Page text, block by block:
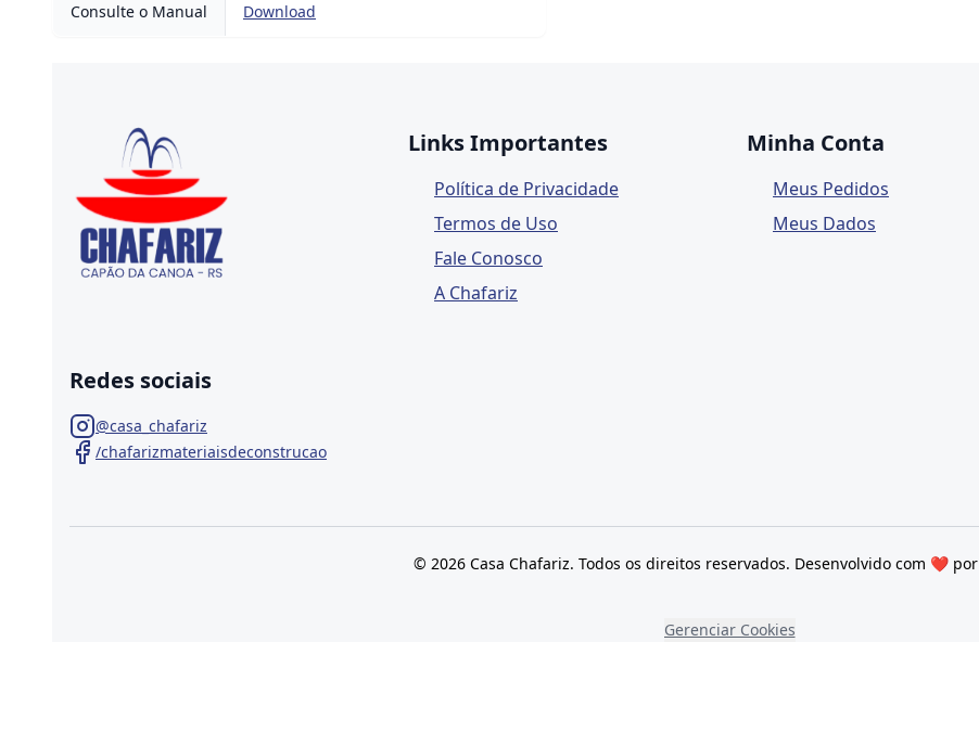
Consulte o Manual Download
Links Importantes
Política de Privacidade
Termos de Uso
Fale Conosco
A Chafariz
Minha Conta
Meus Pedidos
Meus Dados
Redes sociais
@casa_chafariz
/chafarizmateriaisdeconstrucao
© 2026 Casa Chafariz. Todos os direitos reservados. Desenvolvido com ❤ por
Gerenciar Cookies